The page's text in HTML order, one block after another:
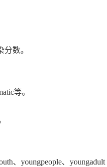
数。
等。
、youngpeople、youngadult